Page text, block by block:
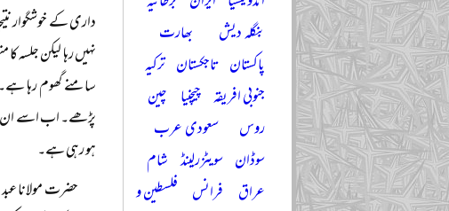
نہیں رہا لیکن جلسہ
سامنے گھوم رہا
پڑھے۔ اب اسے ان کے
ہو رہی ہے۔
حضرت مولانا
بنگلہ دیش
بھارت
پاکستان تاجکستان ترکیہ
جنوبی افریقہ چیچنیا چین
روس
سعودی عرب
سوڈان سویٹزرلینڈ شام
عراق فرانس فلسطین و